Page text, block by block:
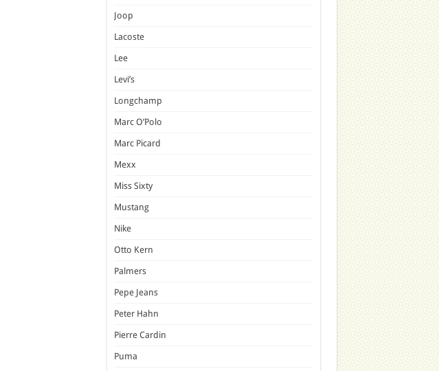
Joop
Lacoste
Lee
Levi’s
Longchamp
Marc O’Polo
Marc Picard
Mexx
Miss Sixty
Mustang
Nike
Otto Kern
Palmers
Pepe Jeans
Peter Hahn
Pierre Cardin
Puma